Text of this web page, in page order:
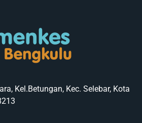
Kel.Betungan, Kec. Selebar, Kota